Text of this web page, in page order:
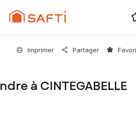
Imprimer Partager
à CINTEGABELLE